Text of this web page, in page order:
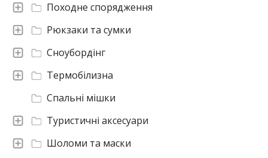
Шоломи та маски
Туристичні аксесуари
Спальні мішки
Термобілизна
Сноубордінг
Рюкзаки та сумки
Походне спорядження